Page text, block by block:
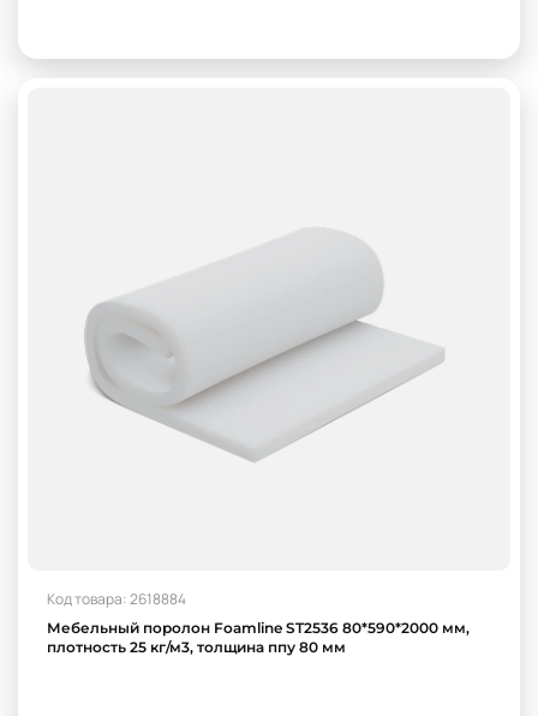
Код товара: 2618884
Мебельный поролон Foamline ST2536 80*590*2000 мм,
плотность 25 кг/м3, толщина ппу 80 мм